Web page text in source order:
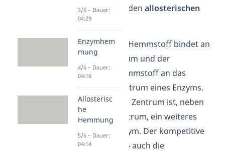
Hemmstoff
und den allosterischen
Hemmstoff
Der kompetitive Hemmstoff bindet an
das aktive Zentrum und der
allosterische Hemmstoff an das
allosterische Zentrum eines Enzyms.
Das allosterische Zentrum ist, neben
dem aktiven Zentrum, ein weiteres
Zentrum am Enzym. Der kompetitive
Inhibitor hat also auch die
3/6 – Dauer:
04:29
Enzymhem
mung
4/6 – Dauer:
04:16
Allosterisc
he
Hemmung
5/6 – Dauer:
04:14